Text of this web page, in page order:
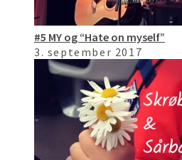
#5 MY og “Hate on myself”
3. september 2017